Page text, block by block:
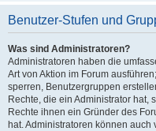
Benutzer-Stufen und
Was sind Administratoren?
Administratoren haben die
Art von Aktion im Forum
sperren, Benutzergruppen
Rechte, die ein Administrator
Rechte ihnen ein Gründer des
hat. Administratoren können